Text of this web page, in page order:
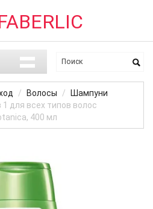
Волосы
Шампуни
для всех типов волос
400 мл